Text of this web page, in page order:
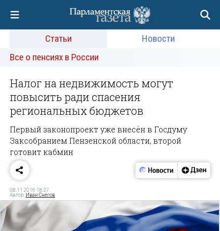
Статьи
Новости
Все о пенсиях в России
Налог на недвижимость могут
повысить ради спасения
региональных бюджетов
Первый законопроект уже внесён в Госдуму
Заксобранием Пензенской области, второй
готовит кабмин
08.11.2016 18:27
Автор: Иван Снегов